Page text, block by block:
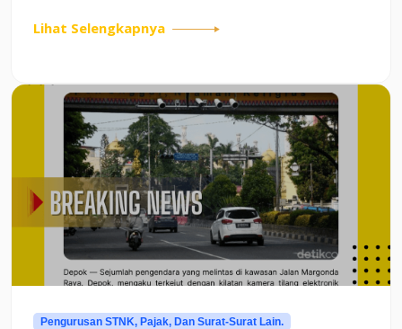
untuk memasuki negara lain.Fungsi Utama
Lihat Selengkapnya
Pengurusan STNK, Pajak, Dan Surat-Surat Lain.